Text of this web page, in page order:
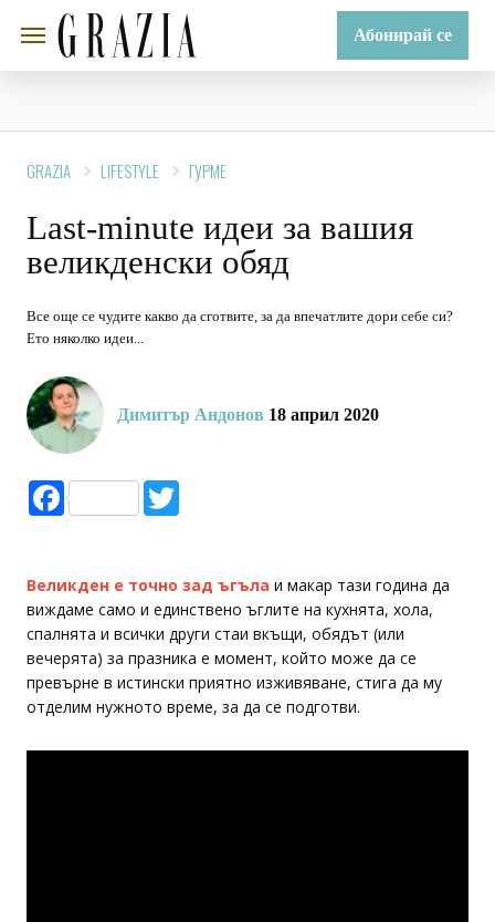
Абонирай се
GRAZIA LIFESTYLE ГУРМЕ
Last-minute идеи за вашия
великденски обяд
Все още се чудите какво да сготвите, за да впечатлите дори себе си?
Ето няколко идеи...
Димитър Андонов 18 април 2020
Facebook
Великден е точно зад ъгъла и макар тази година да
виждаме само и единствено ъглите на кухнята, хола,
спалнята и всички други стаи вкъщи, обядът (или
вечерята) за празника е момент, който може да се
превърне в истински приятно изживяване, стига да му
отделим нужното време, за да се подготви.